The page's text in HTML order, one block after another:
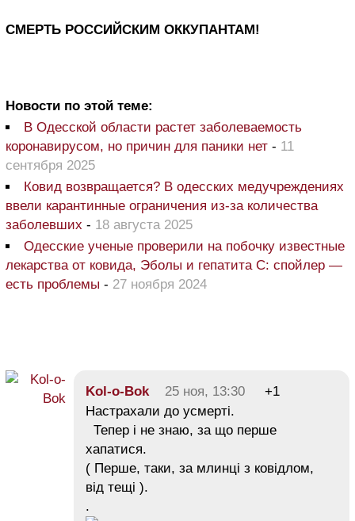
СМЕРТЬ РОССИЙСКИМ ОККУПАНТАМ!
Новости по этой теме:
В Одесской области растет заболеваемость
коронавирусом, но причин для паники нет - 11
сентября 2025
Ковид возвращается? В одесских медучреждениях
ввели карантинные ограничения из-за количества
заболевших - 18 августа 2025
Одесские ученые проверили на побочку известные
лекарства от ковида, Эболы и гепатита С: спойлер —
есть проблемы - 27 ноября 2024
Kol-o-Bok 25 ноя, 13:30
+1
Настрахали до усмерті.
Тепер і не знаю, за що перше
хапатися.
( Перше, таки, за млинці з ковідлом,
від тещі ).
.